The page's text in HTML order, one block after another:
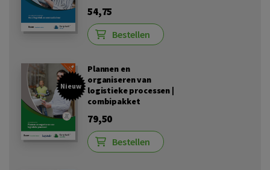
54,75
Bestellen
Nieuw
Plannen en
organiseren van
logistieke processen |
combipakket
79,50
Bestellen